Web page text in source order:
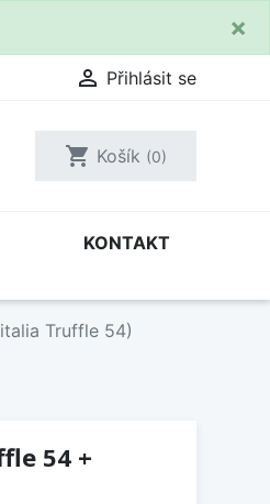
×
 Přihlásit se
shopping_cart Košík (0)
KONTAKT
Truffle 54)
54 +